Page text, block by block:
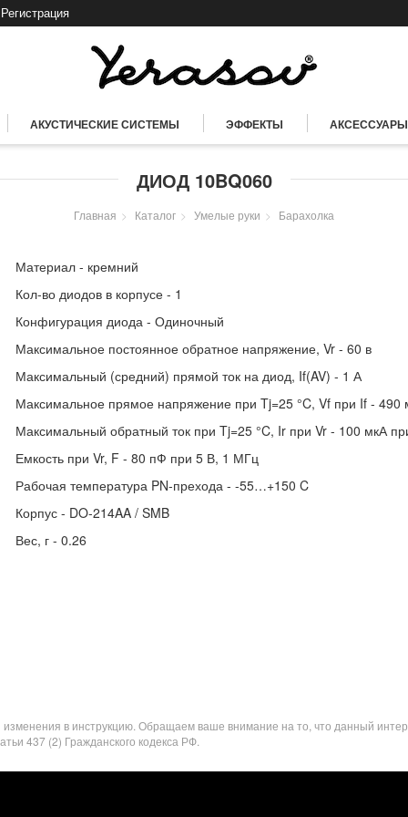
Регистрация
АКУСТИЧЕСКИЕ СИСТЕМЫ ЭФФЕКТЫ АКСЕССУАРЫ
ДИОД 10BQ060
Главная Каталог Умелые руки Барахолка
Материал - кремний
Кол-во диодов в корпусе - 1
Конфигурация диода - Одиночный
Максимальное постоянное обратное напряжение, Vr - 60 в
Максимальный (средний) прямой ток на диод, If(AV) - 1 А
Максимальное прямое напряжение при Tj=25 °C, Vf при If -
Максимальный обратный ток при Tj=25 °C, Ir при Vr - 100 мкА
Емкость при Vr, F - 80 пФ при 5 В, 1 МГц
Рабочая температура PN-прехода - -55…+150 C
Корпус - DO-214AA / SMB
Вес, г - 0.26
в инструкцию. Обращаем ваше внимание на то, что данный
437 (2) Гражданского кодекса РФ.